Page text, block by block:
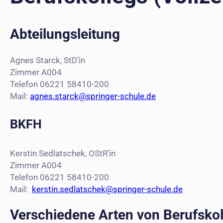
Abteilungsleitung
Agnes Starck, StD’in
Zimmer A004
Telefon 06221 58410-200
Mail: agnes.starck@springer-schule.de
BKFH
Kerstin Sedlatschek, OStR’in
Zimmer A004
Telefon 06221 58410-200
Mail: kerstin.sedlatschek@springer-schule.de
Verschiedene Arten von